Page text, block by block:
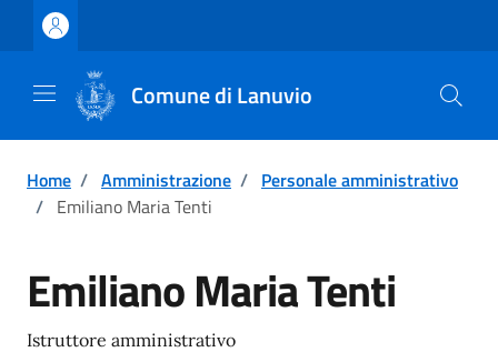
Vai ai contenuti
Vai al footer
Comune di Lanuvio
Home / Amministrazione / Personale amministrativo
/ Emiliano Maria Tenti
Emiliano Maria Tenti
Istruttore amministrativo